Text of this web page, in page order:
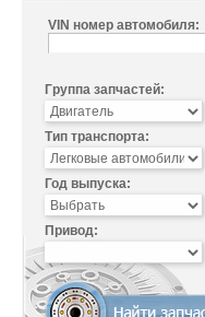
VIN номер автомобиля:
Группа запчастей:
Тип транспорта:
Год выпуска:
Привод: